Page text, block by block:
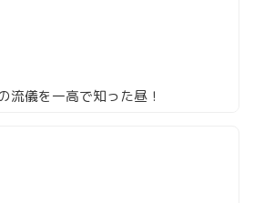
流儀を一高で知った昼！